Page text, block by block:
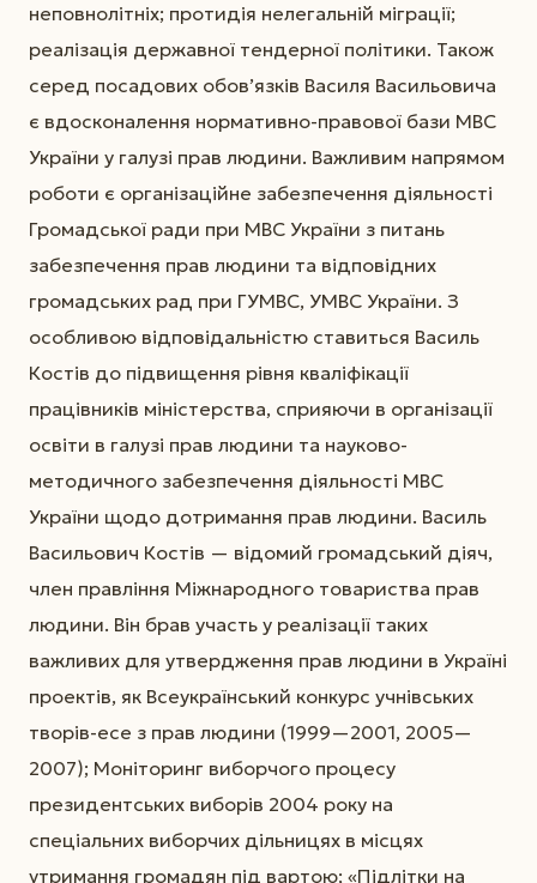
неповнолітніх; протидія нелегальній міграції;
реалізація державної тендерної політики. Також
серед посадових обов’язків Василя Васильовича
є вдосконалення нормативно-правової бази МВС
України у галузі прав людини. Важливим напрямом
роботи є організаційне забезпечення діяльності
Громадської ради при МВС України з питань
забезпечення прав людини та відповідних
громадських рад при ГУМВС, УМВС України. З
особливою відповідальністю ставиться Василь
Костів до підвищення рівня кваліфікації
працівників міністерства, сприяючи в організації
освіти в галузі прав людини та науково-
методичного забезпечення діяльності МВС
України щодо дотримання прав людини. Василь
Васильович Костів — відомий громадський діяч,
член правління Міжнародного товариства прав
людини. Він брав участь у реалізації таких
важливих для утвердження прав людини в Україні
проектів, як Всеукраїнський конкурс учнівських
творів-есе з прав людини (1999—2001, 2005—
2007); Моніторинг виборчого процесу
президентських виборів 2004 року на
спеціальних виборчих дільницях в місцях
утримання громадян під вартою; «Підлітки на